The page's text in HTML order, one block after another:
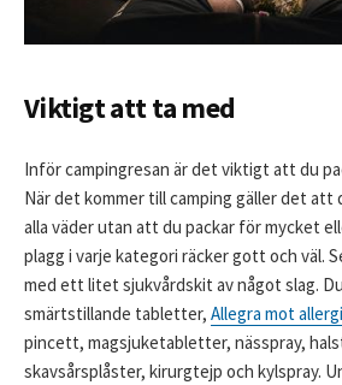
Viktigt att ta med
Inför campingresan är det viktigt att du
När det kommer till camping gäller det att
alla väder utan att du packar för mycket
plagg i varje kategori räcker gott och väl.
med ett litet sjukvårdskit av något slag.
smärtstillande tabletter, Allegra mot
pincett, magsjuketabletter, nässpray,
skavsårsplåster, kirurgtejp och kylspray.